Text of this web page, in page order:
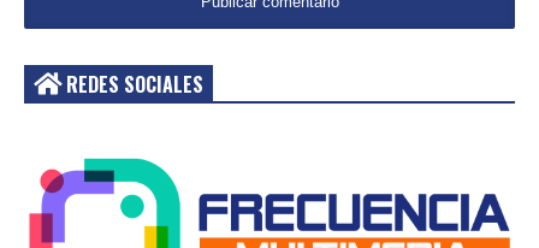
REDES SOCIALES